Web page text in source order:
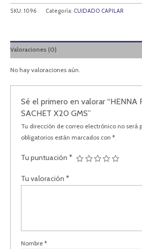
SKU: 1096 Categoría: CUIDADO CAPILAR
Valoraciones (0)
No hay valoraciones aún.
Sé el primero en valorar “HENNA
SACHET X20 GMS”
Tu dirección de correo electrónico no será
obligatorios están marcados con*
Tu puntuación*
Tu valoración*
Nombre*